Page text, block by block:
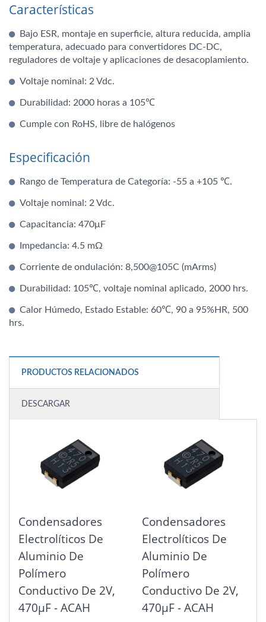
Características
Bajo ESR, montaje en superficie, altura reducida, amplia
temperatura, adecuado para convertidores DC-DC,
reguladores de voltaje y aplicaciones de desacoplamiento.
Voltaje nominal: 2 Vdc.
Durabilidad: 2000 horas a 105℃
Cumple con RoHS, libre de halógenos
Especificación
Rango de Temperatura de Categoría: -55 a +105 ℃.
Voltaje nominal: 2 Vdc.
Capacitancia: 470μF
Impedancia: 4.5 mΩ
Corriente de ondulación: 8,500@105C (mArms)
Durabilidad: 105℃, voltaje nominal aplicado, 2000 hrs.
Calor Húmedo, Estado Estable: 60℃, 90 a 95%HR, 500
hrs.
PRODUCTOS RELACIONADOS
DESCARGAR
Condensadores
Electrolíticos De
Aluminio De
Polímero
Conductivo De 2V,
470μF - ACAH
Condensadores
Electrolíticos De
Aluminio De
Polímero
Conductivo De 2V,
470μF - ACAH